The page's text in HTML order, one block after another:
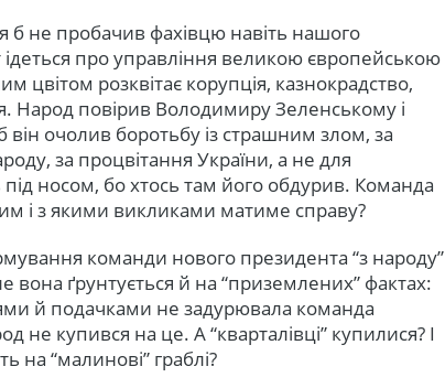
б не пробачив фахівцю навіть нашого
про управління великою європейською
цвітом розквітає корупція, казнокрадство,
Народ повірив Володимиру Зеленському і
очолив боротьбу із страшним злом, за
за процвітання України, а не для
носом, бо хтось там його обдурив. Команда
і з якими викликами матиме справу?
команди нового президента “з народу”
вона ґрунтується й на “приземлених” фактах:
й подачками не задурювала команда
не купився на це. А “кварталівці” купилися? І
на “малинові” граблі?